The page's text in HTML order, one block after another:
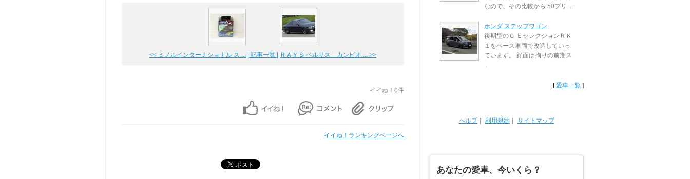
<< ミノルインターナショナル ス ... | 記事一覧 | ＲＡＹＳ ベルサス カンピオ ... >>
イイね！0件
イイね！ランキングページへ
なので、その比較から 50プリ ...
ホンダ ステップワゴン
後期型のＧ ＥセレクションＲＫ
１をベース車両で改造していっ
ています。 顔面は拘りの前期ス
...
[愛車一覧 ]
ヘルプ｜ 利用規約 サイトマップ
あなたの愛車、今いくら？